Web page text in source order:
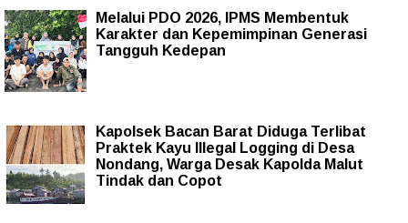
Melalui PDO 2026, IPMS Membentuk
Karakter dan Kepemimpinan Generasi
Tangguh Kedepan
Kapolsek Bacan Barat Diduga Terlibat
Praktek Kayu Illegal Logging di Desa
Nondang, Warga Desak Kapolda Malut
Tindak dan Copot